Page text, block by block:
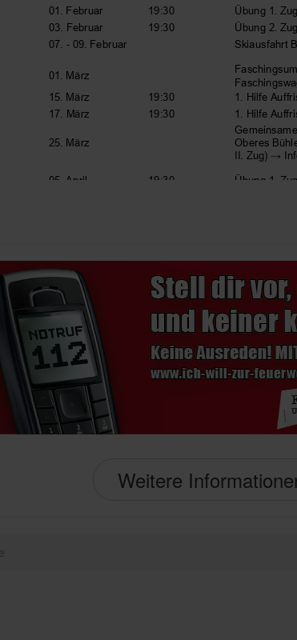
Weitere